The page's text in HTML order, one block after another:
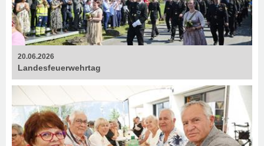
20.06.2026
Landesfeuerwehrtag